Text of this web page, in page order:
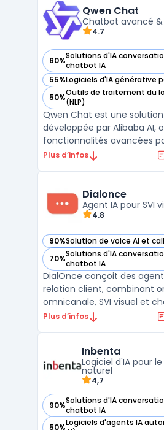
contextes volumineux ou
documentation t ...
Qwen Chat
Chatbot avancé
4.7
60%Solutions d'IA
chatbot IA
— voir Qwen Chat dans cette
55%Logiciels d'IA générative
— voir Qwen Chat dans cette
50%Outils de traitement du
(NLP)
— voir Qwen Chat dans cette
Qwen Chat est une
développée par Alibaba AI,
fonctionnalités avancées
aux besoins des
multimodaux comme
Qwen2-VL-Max, cette
Plus d’infos
Dialonce
Agent IA pour SVI
4.8
90%Solution de voice AI et
— voir Dialonce dans cette
70%Solutions d'IA
chatbot IA
— voir Dialonce dans cette
DialOnce conçoit des
relation client, combinant
omnicanale, SVI visuel et
client pour absorber les
de confiance, qui s’appuie
Plus d’infos
Inbenta
Logiciel d'IA pour
naturel
4,7
90%Solutions d'IA
chatbot IA
— voir Inbenta dans cette
50%Logiciels d'agents IA